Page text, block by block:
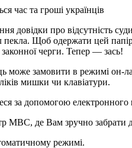
час та гроші українців
довідки про відсутність
Щоб одержати цей
черги. Тепер — зась!
може замовити в режимі
мишки чи клавіатури.
за допомогою
МВС, де Вам зручно забрати
режимі.